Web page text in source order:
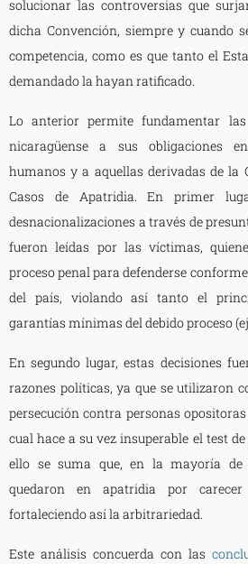
solucionar las controversias que
dicha Convención, siempre y cuando
competencia, como es que tanto el
demandado la hayan ratificado.
Lo anterior permite fundamentar
nicaragüense a sus obligaciones
humanos y a aquellas derivadas de la
Casos de Apatridia. En primer
desnacionalizaciones a través de
fueron leídas por las víctimas,
proceso penal para defenderse
del país, violando así tanto el
garantías mínimas del debido proceso
En segundo lugar, estas decisiones
razones políticas, ya que se utilizaron
persecución contra personas
cual hace a su vez insuperable el test
ello se suma que, en la mayoría de
quedaron en apatridia por
fortaleciendo así la arbitrariedad.
Este análisis concuerda con las